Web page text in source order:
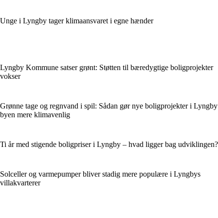
Unge i Lyngby tager klimaansvaret i egne hænder
Lyngby Kommune satser grønt: Støtten til bæredygtige boligprojekter
vokser
Grønne tage og regnvand i spil: Sådan gør nye boligprojekter i Lyngby
byen mere klimavenlig
Ti år med stigende boligpriser i Lyngby – hvad ligger bag udviklingen?
Solceller og varmepumper bliver stadig mere populære i Lyngbys
villakvarterer